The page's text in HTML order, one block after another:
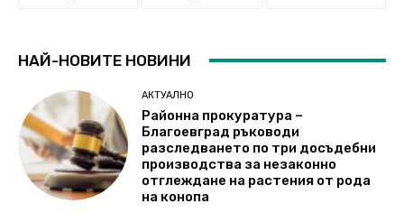
НАЙ-НОВИТЕ НОВИНИ
АКТУАЛНО
Районна прокуратура –
Благоевград ръководи
разследването по три досъдебни
производства за незаконно
отглеждане на растения от рода
на конопа